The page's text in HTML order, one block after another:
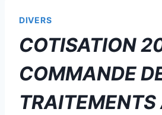
DIVERS
COTISATION
COMMANDE